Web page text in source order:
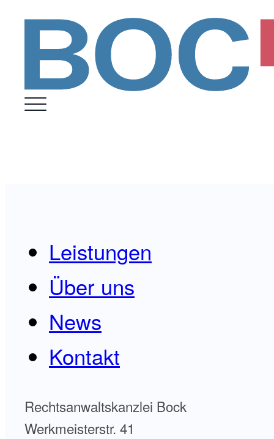
Leistungen
Über uns
News
Kontakt
Rechtsanwaltskanzlei Bock
Werkmeisterstr. 41